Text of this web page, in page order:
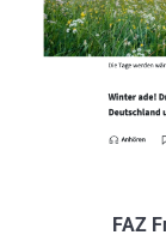
FAZ